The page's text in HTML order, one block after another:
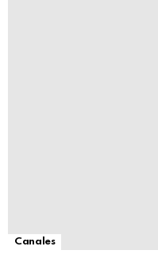
Canales